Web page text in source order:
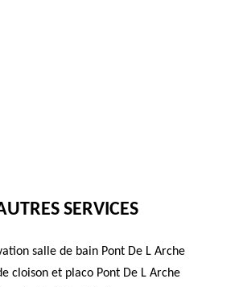
SERVICES
salle de bain Pont De L Arche
cloison et placo Pont De L Arche